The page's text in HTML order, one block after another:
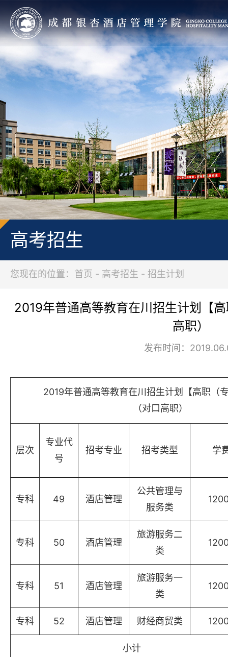
高考招生
您现在的位置：首页 - 高考招生 - 招生计划
2019年普通高等教育在川招生计划【
高职）
发布时间：
2019年普通高等教育在川招生计划【高职（
（对口高职）
层次
专业代
号
招考专业 招考类型 学
专科 49 酒店管理
公共管理与
服务类
专科 50 酒店管理
旅游服务二
类
专科 51 酒店管理
旅游服务一
类
专科 52 酒店管理 财经商贸类
小计